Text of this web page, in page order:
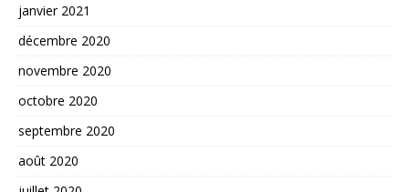
janvier 2021
décembre 2020
novembre 2020
octobre 2020
septembre 2020
août 2020